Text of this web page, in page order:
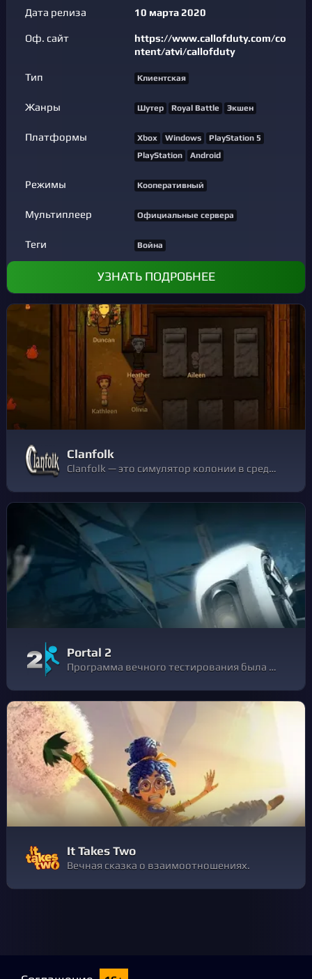
Дата релиза 10 марта 2020
Оф. сайт
https://www.callofduty.com/co
ntent/atvi/callofduty
Тип Клиентская
Жанры Шутер Royal Battle Экшен
Платформы Xbox Windows
PlayStation 5
PlayStation
Android
Режимы Кооперативный
Мультиплеер Официальные сервера
Теги Война
УЗНАТЬ ПОДРОБНЕЕ
Clanfolk
Clanfolk — это симулятор колонии в средневековой Шотландии. Готовьтесь к суровой зиме: рыбачьте, охотьтесь и выращивайте еду. Обуздайте природу, чтобы выжить. Стройте дома, торгуйте с кланами, заводите детей, заключайте браки — словом, живите и процветайте.
Portal 2
Программа вечного тестирования была расширена для создания совместных головоломок для вас и ваших друзей!
It Takes Two
Вечная сказка о взаимоотношениях.